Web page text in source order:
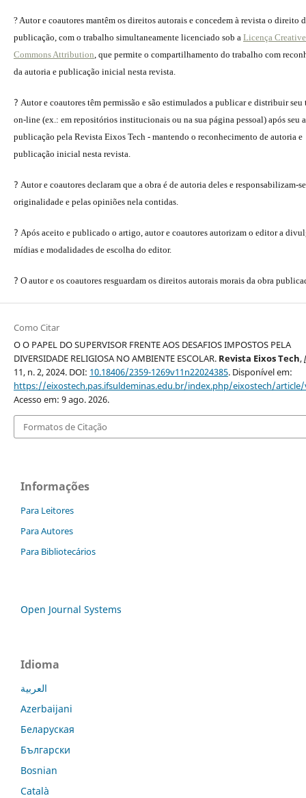
? Autor e coautores mantêm os direitos autorais e concedem à revista o direito
publicação, com o trabalho simultaneamente licenciado sob a Licença Creative
Commons Attribution , que permite o compartilhamento do trabalho com
da autoria e publicação inicial nesta revista.
? Autor e coautores têm permissão e são estimulados a publicar e distribuir seu
on-line (ex.: em repositórios institucionais ou na sua página pessoal) após seu
publicação pela Revista Eixos Tech - mantendo o reconhecimento de autoria e
publicação inicial nesta revista.
? Autor e coautores declaram que a obra é de autoria deles e responsabilizam-
originalidade e pelas opiniões nela contidas.
? Após aceito e publicado o artigo, autor e coautores autorizam o editor a
mídias e modalidades de escolha do editor.
? O autor e os coautores resguardam os direitos autorais morais da obra
Como Citar
O O PAPEL DO SUPERVISOR FRENTE AOS DESAFIOS IMPOSTOS PELA
DIVERSIDADE RELIGIOSA NO AMBIENTE ESCOLAR. Revista Eixos Tech,
11, n. 2, 2024. DOI: 10.18406/2359-1269v11n22024385. Disponível em:
https://eixostech.pas.ifsuldeminas.edu.br/index.php/eixostech/
Acesso em: 9 ago. 2026.
Formatos de Citação
Informações
Para Leitores
Para Autores
Para Bibliotecários
Open Journal Systems
Idioma
العربية
Azerbaijani
Беларуская
Български
Bosnian
Català